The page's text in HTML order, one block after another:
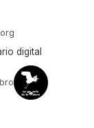
digital